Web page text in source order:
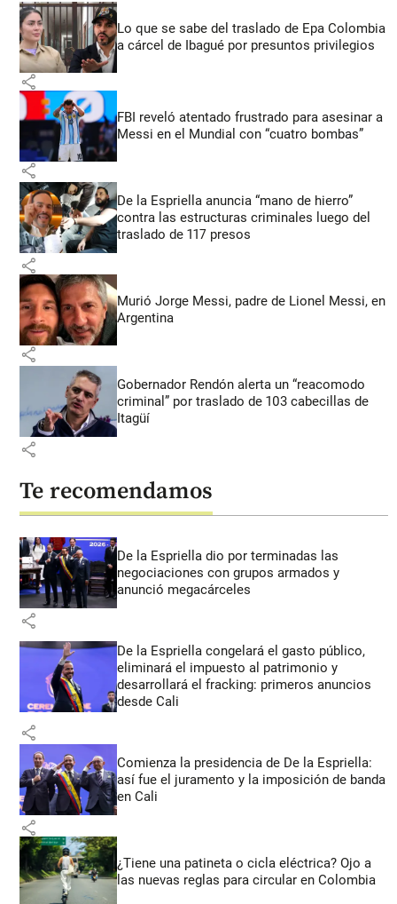
Lo que se sabe del traslado de Epa Colombia
a cárcel de Ibagué por presuntos privilegios
share
FBI reveló atentado frustrado para asesinar a
Messi en el Mundial con “cuatro bombas”
share
De la Espriella anuncia “mano de hierro”
contra las estructuras criminales luego del
traslado de 117 presos
share
Murió Jorge Messi, padre de Lionel Messi, en
Argentina
share
Gobernador Rendón alerta un “reacomodo
criminal” por traslado de 103 cabecillas de
Itagüí
share
Te recomendamos
De la Espriella dio por terminadas las
negociaciones con grupos armados y
anunció megacárceles
share
De la Espriella congelará el gasto público,
eliminará el impuesto al patrimonio y
desarrollará el fracking: primeros anuncios
desde Cali
share
Comienza la presidencia de De la Espriella:
así fue el juramento y la imposición de banda
en Cali
share
¿Tiene una patineta o cicla eléctrica? Ojo a
las nuevas reglas para circular en Colombia